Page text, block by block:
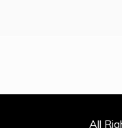
All